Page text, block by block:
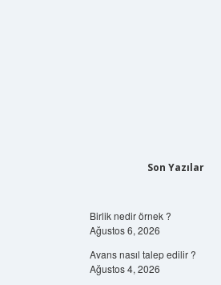
Son Yazılar
Birlik nedir örnek ?
Ağustos 6, 2026
Avans nasıl talep edilir ?
Ağustos 4, 2026